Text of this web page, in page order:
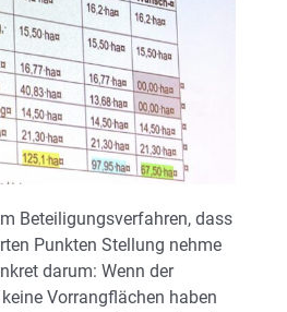
Beteiligungsverfahren, dass
Punkten Stellung nehme
darum: Wenn der
Vorrangflächen haben